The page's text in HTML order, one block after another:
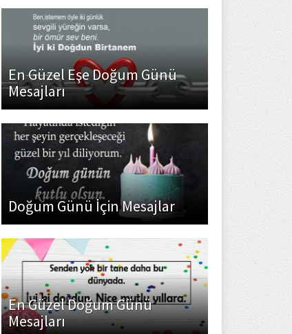
En Güzel Eşe Doğum Günü
Mesajları
Doğum Günü İçin Mesajlar
En Güzel Doğum Günü
Mesajları